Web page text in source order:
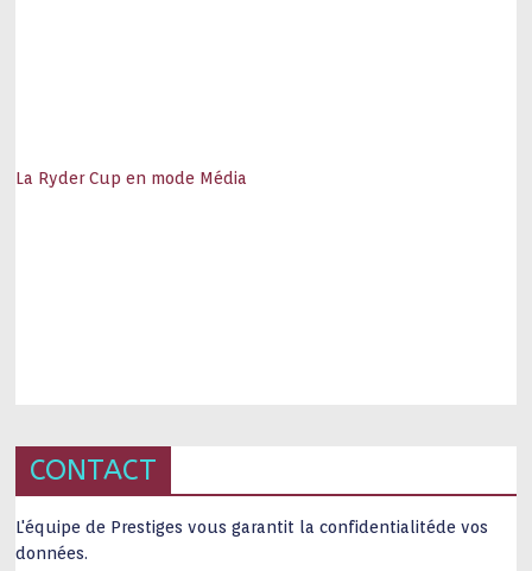
La Ryder Cup en mode Média
CONTACT
L'équipe de Prestiges vous garantit la confidentialitéde vos
données.